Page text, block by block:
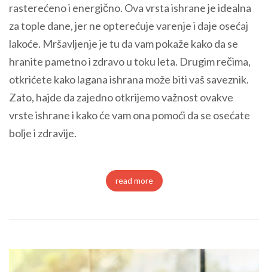
rasterećeno i energično. Ova vrsta ishrane je idealna
za tople dane, jer ne opterećuje varenje i daje osećaj
lakoće. Mršavljenje je tu da vam pokaže kako da se
hranite pametno i zdravo u toku leta. Drugim rečima,
otkrićete kako lagana ishrana može biti vaš saveznik.
Zato, hajde da zajedno otkrijemo važnost ovakve
vrste ishrane i kako će vam ona pomoći da se osećate
bolje i zdravije.
read more